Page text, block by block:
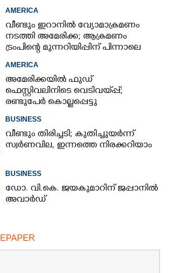
AMERICA
വീണ്ടും ഇറാനിൽ വ്യോമാക്രമണം
നടത്തി അമേരിക്ക; ആക്രമണം
ട്രംപിന്റെ മുന്നറിയിപ്പിന് പിന്നാലെ
AMERICA
അമേരിക്കയിൽ ഫുഡ്
ഫെസ്റ്റിവലിനിടെ വെടിവയ്‌പ്പ്;
രണ്ടുപേർ കൊല്ലപ്പെട്ടു
BUSINESS
വീണ്ടും തിരിച്ചടി; കുതിച്ചുയർന്ന്
സ്വർണവില, ഇന്നത്തെ നിരക്കറിയാം
BUSINESS
ഡോ. വി.കെ. ജയകുമാറിന് ജപ്പാനിൽ
അവാർഡ്
EPAPER